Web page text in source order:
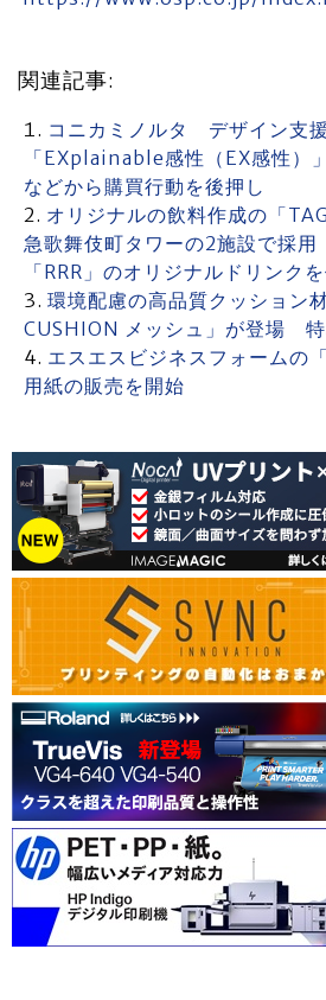
関連記事:
コニカミノルタ デザイン支
「EXplainable感性（EX感性
などから購買行動を後押し
オリジナルの飲料作成の「
急歌舞伎町タワーの2施設で採
「RRR」のオリジナルドリンク
環境配慮の高品質クッショ
CUSHION メッシュ」が登場
エスエスビジネスフォーム
用紙の販売を開始